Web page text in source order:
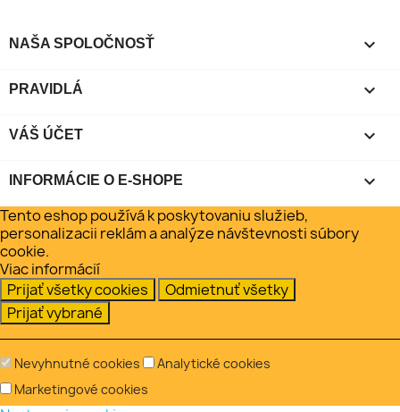
NAŠA SPOLOČNOSŤ 
PRAVIDLÁ 
VÁŠ ÚČET 
INFORMÁCIE O E-SHOPE keyboard_arrow_down
Tento eshop používá k poskytovaniu služieb,
personalizacii reklám a analýze návštevnosti súbory
cookie.
Viac informácií
Prijať všetky cookies
Odmietnuť všetky
Prijať vybrané
Nevyhnutné cookies
Analytické cookies
Marketingové cookies